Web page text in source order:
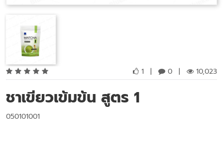
1 | 0 | 10,023
ชาเขียวเข้มข้น สูตร 1
050101001